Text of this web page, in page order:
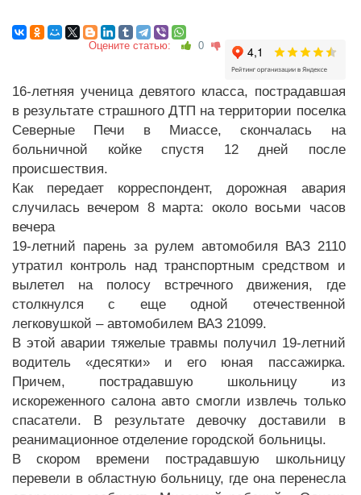
Оцените статью: 0
16-летняя ученица девятого класса, пострадавшая
в результате страшного ДТП на территории поселка
Северные Печи в Миассе, скончалась на
больничной койке спустя 12 дней после
происшествия.
Как передает корреспондент, дорожная авария
случилась вечером 8 марта: около восьми часов
вечера
19-летний парень за рулем автомобиля ВАЗ 2110
утратил контроль над транспортным средством и
вылетел на полосу встречного движения, где
столкнулся с еще одной отечественной
легковушкой – автомобилем ВАЗ 21099.
В этой аварии тяжелые травмы получил 19-летний
водитель «десятки» и его юная пассажирка.
Причем, пострадавшую школьницу из
искореженного салона авто смогли извлечь только
спасатели. В результате девочку доставили в
реанимационное отделение городской больницы.
В скором времени пострадавшую школьницу
перевели в областную больницу, где она перенесла